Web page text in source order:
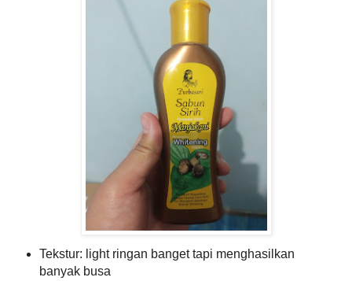
Tekstur: light ringan banget tapi menghasilkan
banyak busa